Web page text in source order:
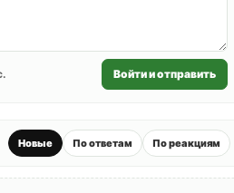
Войти и отправить
Новые По ответам По реакциям